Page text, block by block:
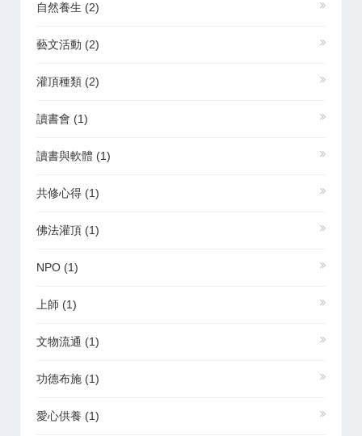
自然養生 (2)
藝文活動 (2)
灌頂種類 (2)
讀書會 (1)
讀書與軟體 (1)
共修心得 (1)
佛法灌頂 (1)
NPO (1)
上師 (1)
文物流通 (1)
功德布施 (1)
愛心供養 (1)